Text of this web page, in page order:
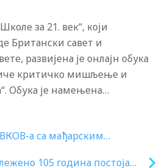
за 21. век“, који
Британски савет и
развијена је онлајн обука
критичко мишљење и
Обука је намењена…
а са мађарским
105 година постојања